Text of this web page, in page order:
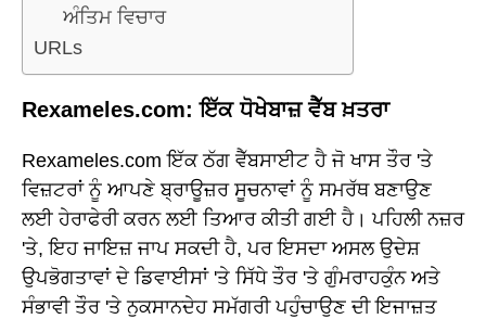
ਅੰਤਿਮ ਵਿਚਾਰ
URLs
Rexameles.com: ਇੱਕ ਧੋਖੇਬਾਜ਼ ਵੈੱਬ ਖ਼ਤਰਾ
Rexameles.com ਇੱਕ ਠੱਗ ਵੈੱਬਸਾਈਟ ਹੈ ਜੋ ਖਾਸ ਤੌਰ 'ਤੇ
ਵਿਜ਼ਟਰਾਂ ਨੂੰ ਆਪਣੇ ਬ੍ਰਾਊਜ਼ਰ ਸੂਚਨਾਵਾਂ ਨੂੰ ਸਮਰੱਥ ਬਣਾਉਣ
ਲਈ ਹੇਰਾਫੇਰੀ ਕਰਨ ਲਈ ਤਿਆਰ ਕੀਤੀ ਗਈ ਹੈ। ਪਹਿਲੀ ਨਜ਼ਰ
'ਤੇ, ਇਹ ਜਾਇਜ਼ ਜਾਪ ਸਕਦੀ ਹੈ, ਪਰ ਇਸਦਾ ਅਸਲ ਉਦੇਸ਼
ਉਪਭੋਗਤਾਵਾਂ ਦੇ ਡਿਵਾਈਸਾਂ 'ਤੇ ਸਿੱਧੇ ਤੌਰ 'ਤੇ ਗੁੰਮਰਾਹਕੁੰਨ ਅਤੇ
ਸੰਭਾਵੀ ਤੌਰ 'ਤੇ ਨੁਕਸਾਨਦੇਹ ਸਮੱਗਰੀ ਪਹੁੰਚਾਉਣ ਦੀ ਇਜਾਜ਼ਤ